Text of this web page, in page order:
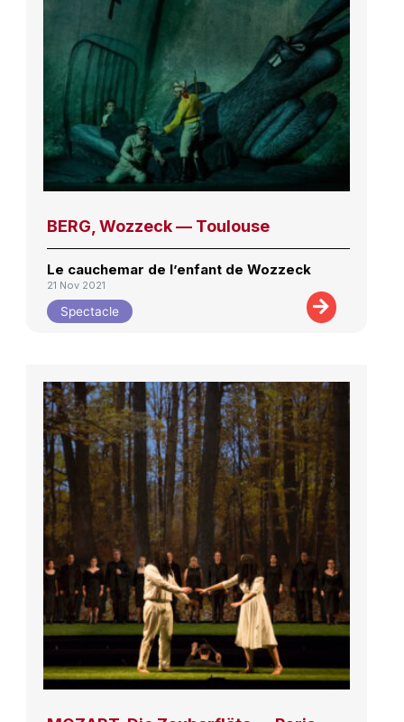
BERG, Wozzeck — Toulouse
Le cauchemar de l’enfant de Wozzeck
21 Nov 2021
Spectacle